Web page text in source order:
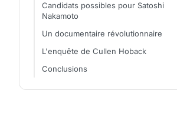
Candidats possibles pour Satoshi
Nakamoto
Un documentaire révolutionnaire
L'enquête de Cullen Hoback
Conclusions